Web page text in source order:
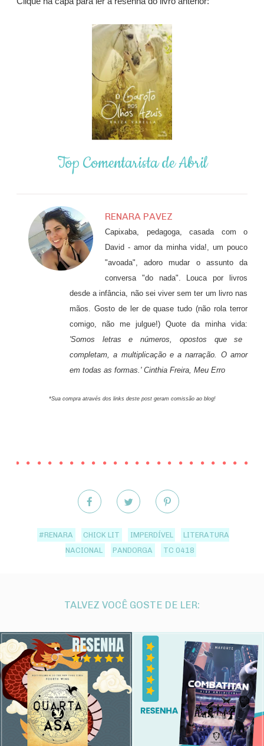
Top Comentarista de Abril
RENARA PAVEZ
Capixaba, pedagoga, casada com o
David - amor da minha vida!, um pouco
"avoada", adoro mudar o assunto da
conversa "do nada". Louca por livros
desde a infância, não sei viver sem ter um livro nas
mãos. Gosto de ler de quase tudo (não rola terror
comigo, não me julgue!) Quote da minha vida:
'Somos letras e números, opostos que se
completam, a multiplicação e a narração. O amor
em todas as formas.' Cinthia Freira, Meu Erro
*Sua compra através dos links deste post geram comissão ao blog!
#RENARA CHICK LIT IMPERDÍVEL
LITERATURA
NACIONAL
PANDORGA TC 0418
TALVEZ VOCÊ GOSTE DE LER: